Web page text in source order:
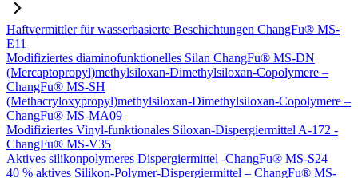
Haftvermittler für wasserbasierte Beschichtungen ChangFu® MS-
E11
Modifiziertes diaminofunktionelles Silan ChangFu® MS-DN
(Mercaptopropyl)methylsiloxan-Dimethylsiloxan-Copolymere –
ChangFu® MS-SH
(Methacryloxypropyl)methylsiloxan-Dimethylsiloxan-Copolymere –
ChangFu® MS-MA09
Modifiziertes Vinyl-funktionales Siloxan-Dispergiermittel A-172 -
ChangFu® MS-V35
Aktives silikonpolymeres Dispergiermittel -ChangFu® MS-S24
40 % aktives Silikon-Polymer-Dispergiermittel – ChangFu® MS-